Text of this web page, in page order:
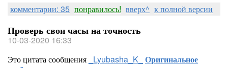
комментарии: 35 понравилось! вверх^ к полной версии
Проверь свои часы на точность
10-03-2020 16:33
Это цитата сообщения
_Lyubasha_K_ Оригинальное